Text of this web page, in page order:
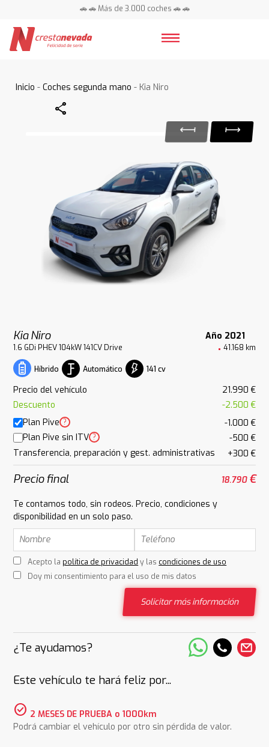
🚗 🚗 Más de 3.000 coches 🚗 🚗
Inicio -Coches segunda mano - Kia Niro
Share
Kia Niro Año 2021
1.6 GDi PHEV 104kW 141CV Drive 41.168 km
Híbrido Automático 141 cv
Precio del vehículo
21.990 €
Descuento
-2.500 €
Plan Pive ?
-1.000 €
Plan Pive sin ITV ?
-500 €
Transferencia, preparación y gest. administrativas
+300 €
Precio final 18.790€
Te contamos todo, sin rodeos. Precio, condiciones y
disponibilidad en un solo paso.
Acepto la política de privacidad y las condiciones de uso
Doy mi consentimiento para el uso de mis datos
Solicitar más información
¿Te ayudamos?
Este vehículo te hará feliz por...
check_circle 2 MESES DE PRUEBA o 1000km
Podrá cambiar el vehículo por otro sin pérdida de valor.